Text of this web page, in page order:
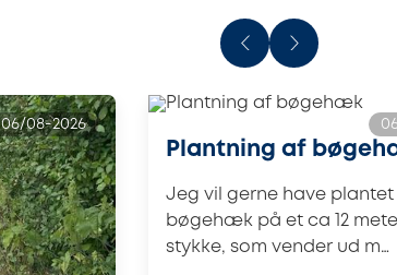
06/08-2026
Plantning af
Jeg vil gerne have plantet
bøgehæk på et ca 12
stykke, som vender ud m…